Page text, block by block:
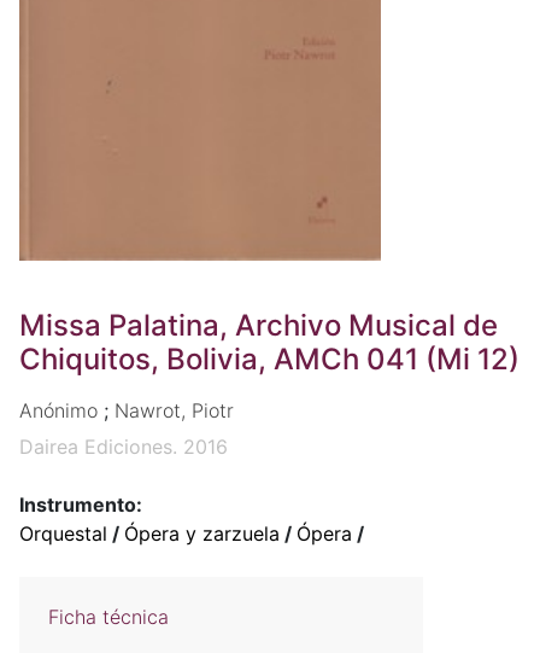
Missa Palatina, Archivo Musical de
Chiquitos, Bolivia, AMCh 041 (Mi 12)
Anónimo ; Nawrot, Piotr
Dairea Ediciones. 2016
Instrumento:
Orquestal / Ópera y zarzuela / Ópera /
Ficha técnica